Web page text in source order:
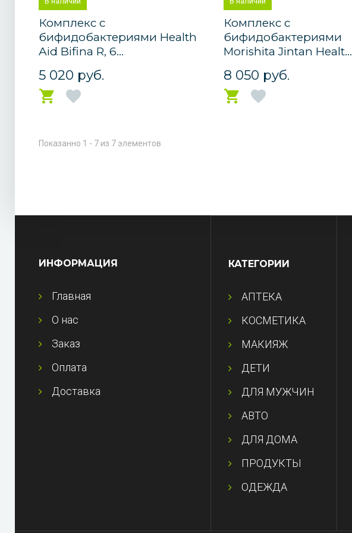
Комплекс с
бифидобактериями Health
Aid Bifina R, 6...
5 020 руб.
Комплекс с
бифидобактериями
Morishita Jintan Healt...
8 050 руб.
Показанно 1 - 7 из 7 элементов
ИНФОРМАЦИЯ
Главная
О нас
Заказ
Оплата
Доставка
КАТЕГОРИИ
АПТЕКА
КОСМЕТИКА
МАКИЯЖ
ДЕТИ
ДЛЯ МУЖЧИН
АВТО
ДЛЯ ДОМА
ПРОДУКТЫ
ОДЕЖДА